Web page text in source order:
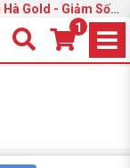
Gold - Giảm Sốc
1